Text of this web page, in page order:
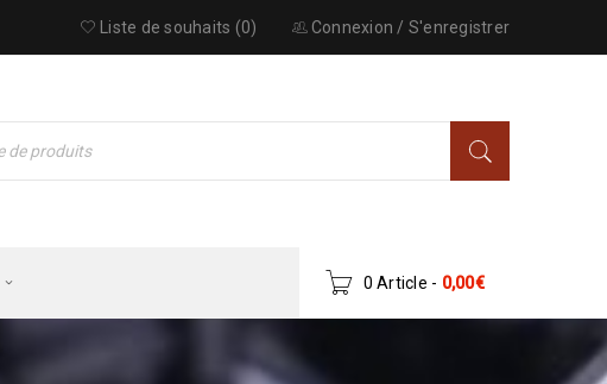
Connexion / S'enregistrer
Liste de souhaits (0)
0 Article - 0,00€